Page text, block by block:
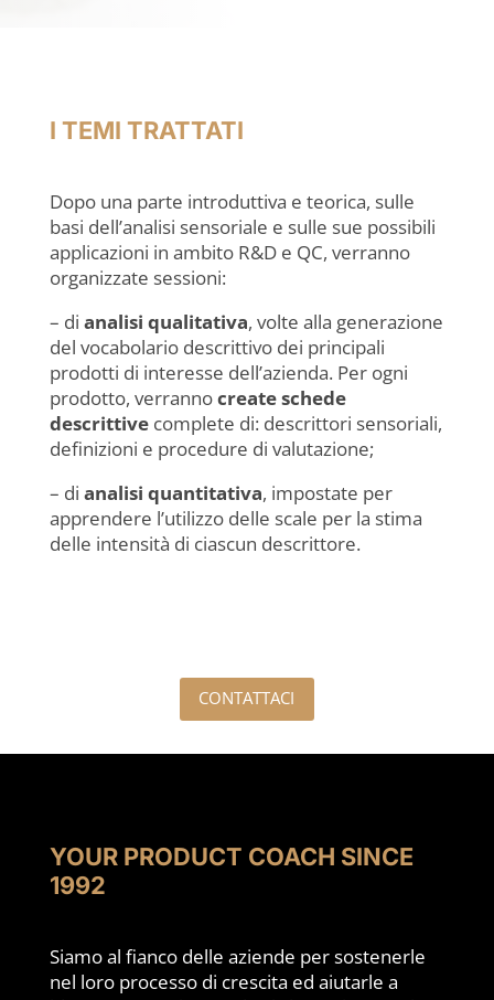
I TEMI TRATTATI
Dopo una parte introduttiva e teorica, sulle
basi dell’analisi sensoriale e sulle sue possibili
applicazioni in ambito R&D e QC, verranno
organizzate sessioni:
– di analisi qualitativa, volte alla generazione
del vocabolario descrittivo dei principali
prodotti di interesse dell’azienda. Per ogni
prodotto, verrannocreate schede
descrittivecomplete di: descrittori sensoriali,
definizioni e procedure di valutazione;
– di analisi quantitativa, impostate per
apprendere l’utilizzo delle scale per la stima
delle intensità di ciascun descrittore.
CONTATTACI
YOUR PRODUCT COACH SINCE
1992
Siamo al fianco delle aziende per sostenerle
nel loro processo di crescita ed aiutarle a